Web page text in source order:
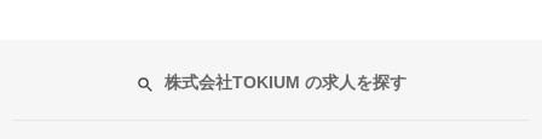
株式会社TOKIUM の求人を探す